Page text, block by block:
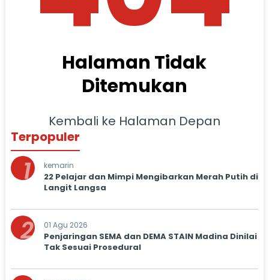
Halaman Tidak
Ditemukan
Kembali ke Halaman Depan
Terpopuler
1 kemarin
22 Pelajar dan Mimpi Mengibarkan Merah Putih di
Langit Langsa
2 01 Agu 2026
Penjaringan SEMA dan DEMA STAIN Madina Dinilai
Tak Sesuai Prosedural